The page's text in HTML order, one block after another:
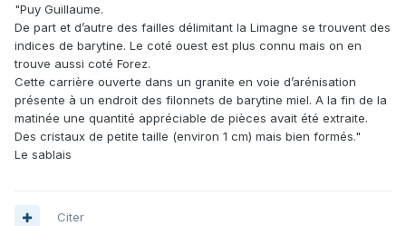
"Puy Guillaume.
De part et d’autre des failles délimitant la Limagne se trouvent des
indices de barytine. Le coté ouest est plus connu mais on en
trouve aussi coté Forez.
Cette carrière ouverte dans un granite en voie d’arénisation
présente à un endroit des filonnets de barytine miel. A la fin de la
matinée une quantité appréciable de pièces avait été extraite.
Des cristaux de petite taille (environ 1 cm) mais bien formés."
Le sablais
Citer